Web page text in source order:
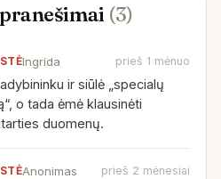
(3)
Ingrida prieš 1 mėnuo
ir siūlė „specialų
o tada ėmė klausinėti
duomenų.
Anonimas prieš 2 mėnesiai